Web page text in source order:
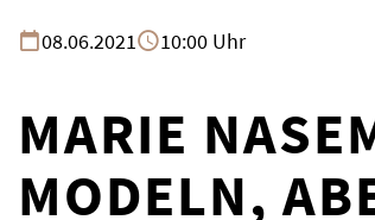
08.06.2021 10:00 Uhr
MARIE
MODELN,